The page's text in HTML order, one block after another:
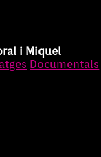
i Miquel
Documentals